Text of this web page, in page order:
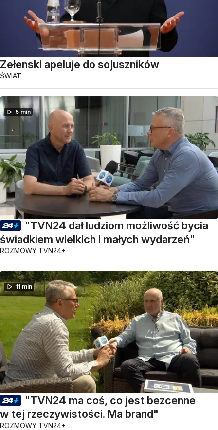
Zełenski apeluje do sojuszników
ŚWIAT
5 min
"TVN24 dał ludziom możliwość bycia
świadkiem wielkich i małych wydarzeń"
ROZMOWY TVN24+
11 min
"TVN24 ma coś, co jest bezcenne
w tej rzeczywistości. Ma brand"
ROZMOWY TVN24+